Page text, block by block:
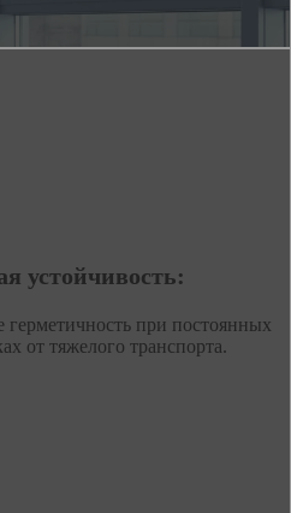
устойчивость:
при постоянных
от тяжелого транспорта.